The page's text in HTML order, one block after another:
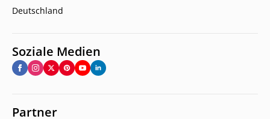
Deutschland
Soziale Medien
Partner